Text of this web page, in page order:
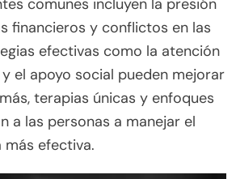
comunes incluyen la presión
financieros y conflictos en las
efectivas como la atención
el apoyo social pueden mejorar
terapias únicas y enfoques
a las personas a manejar el
más efectiva.